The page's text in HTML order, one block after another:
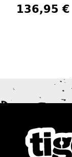
136,95 €